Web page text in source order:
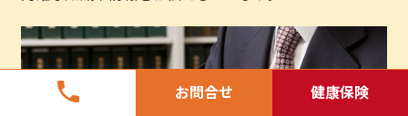
phone お問合せ 健康保険